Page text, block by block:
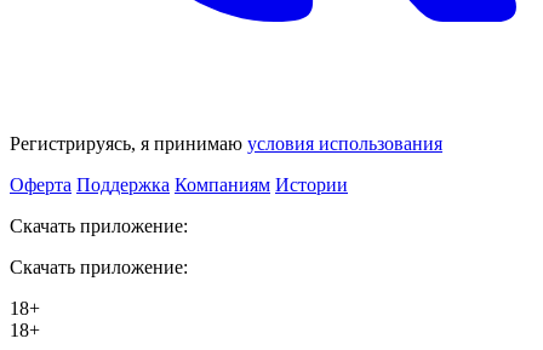
Регистрируясь, я принимаю условия использования
Оферта Поддержка Компаниям Истории
Скачать приложение:
Скачать приложение:
18+
18+